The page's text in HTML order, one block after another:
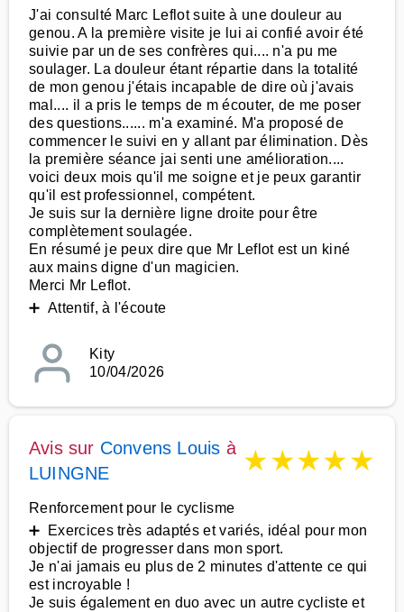
J'ai consulté Marc Leflot suite à une douleur au
genou. A la première visite je lui ai confié avoir été
suivie par un de ses confrères qui.... n'a pu me
soulager. La douleur étant répartie dans la totalité
de mon genou j'étais incapable de dire où j'avais
mal.... il a pris le temps de m écouter, de me poser
des questions...... m'a examiné. M'a proposé de
commencer le suivi en y allant par élimination. Dès
la première séance jai senti une amélioration....
voici deux mois qu'il me soigne et je peux garantir
qu'il est professionnel, compétent.
Je suis sur la dernière ligne droite pour être
complètement soulagée.
En résumé je peux dire que Mr Leflot est un kiné
aux mains digne d'un magicien.
Merci Mr Leflot.
➕ Attentif, à l'écoute
Kity
10/04/2026
Avis sur Convens Louis à
LUINGNE
★★★★★
Renforcement pour le cyclisme
➕ Exercices très adaptés et variés, idéal pour mon
objectif de progresser dans mon sport.
Je n'ai jamais eu plus de 2 minutes d'attente ce qui
est incroyable !
Je suis également en duo avec un autre cycliste et